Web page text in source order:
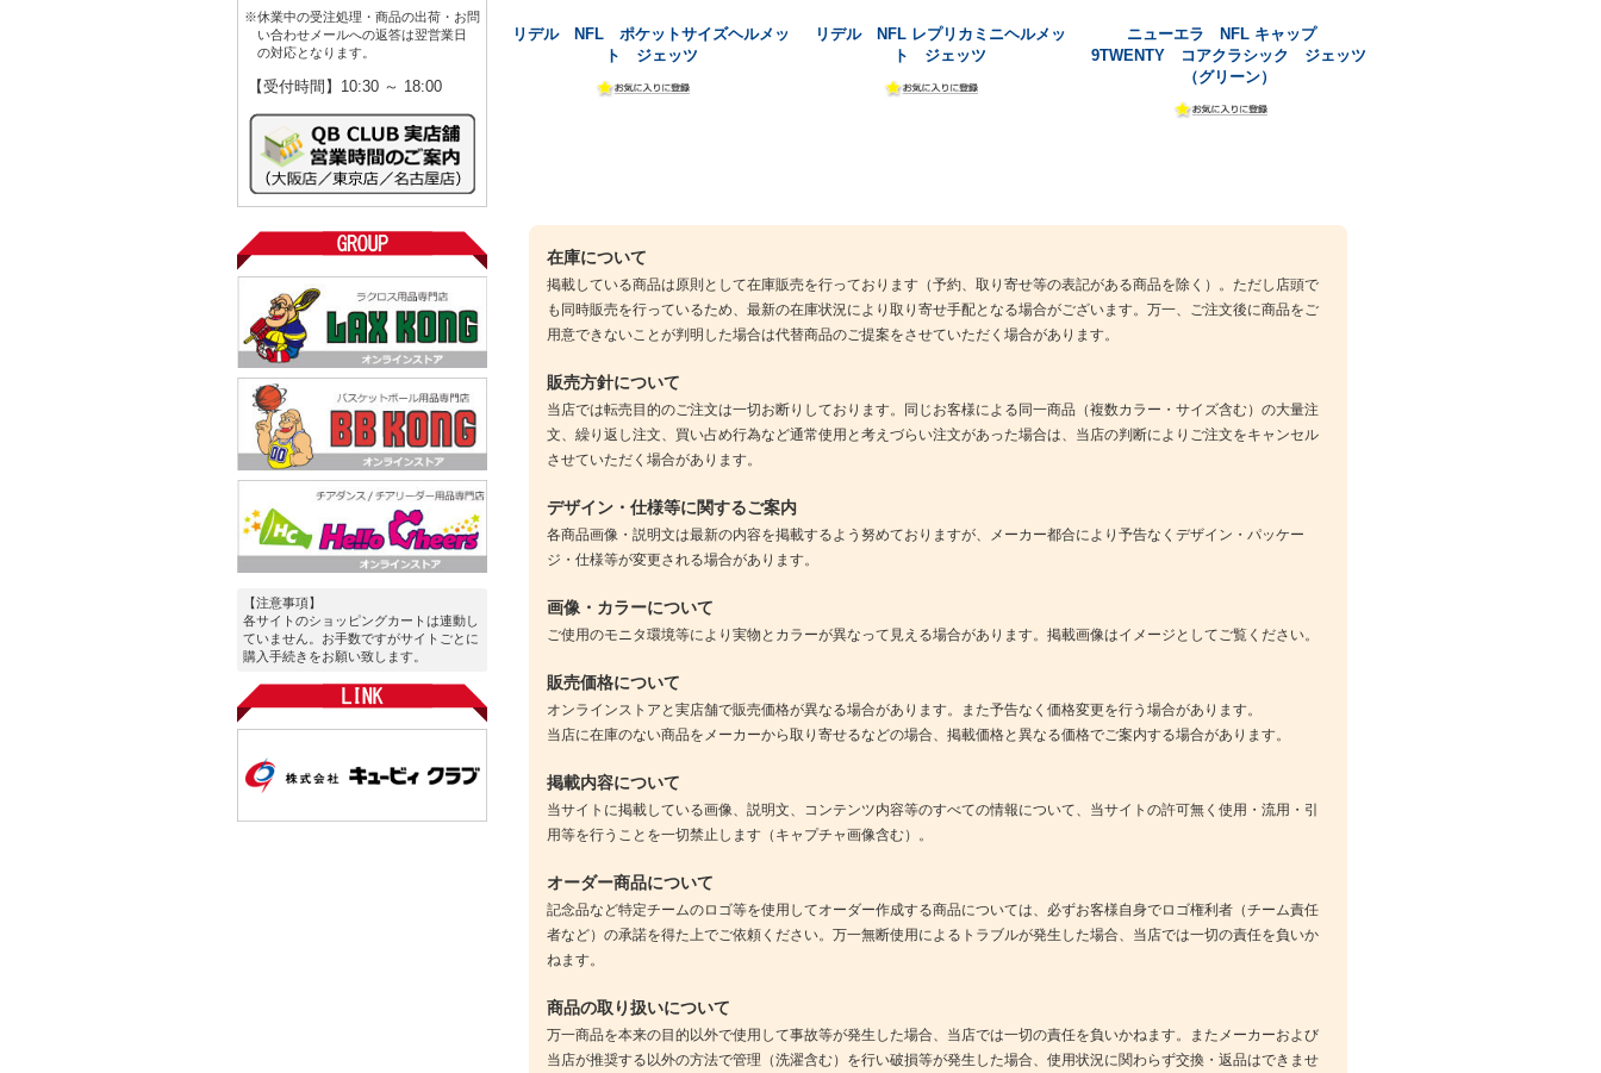
※休業中の受注処理・商品の出荷・お問
い合わせメールへの返答は翌営業日
の対応となります。
【受付時間】10:30 ～ 18:00
【注意事項】
各サイトのショッピングカートは連動し
ていません。お手数ですがサイトごとに
購入手続きをお願い致します。
リデル NFL ポケットサイズヘルメッ
ト ジェッツ
リデル NFL レプリカミニヘルメッ
ト ジェッツ
ニューエラ NFL キャップ
9TWENTY コアクラシック ジェッツ
（グリーン）
在庫について
掲載している商品は原則として在庫販売を行っております（予約、取り寄せ等の表記がある商品を除く）。ただし店頭で
も同時販売を行っているため、最新の在庫状況により取り寄せ手配となる場合がございます。万一、ご注文後に商品をご
用意できないことが判明した場合は代替商品のご提案をさせていただく場合があります。
販売方針について
当店では転売目的のご注文は一切お断りしております。同じお客様による同一商品（複数カラー・サイズ含む）の大量注
文、繰り返し注文、買い占め行為など通常使用と考えづらい注文があった場合は、当店の判断によりご注文をキャンセル
させていただく場合があります。
デザイン・仕様等に関するご案内
各商品画像・説明文は最新の内容を掲載するよう努めておりますが、メーカー都合により予告なくデザイン・パッケー
ジ・仕様等が変更される場合があります。
画像・カラーについて
ご使用のモニタ環境等により実物とカラーが異なって見える場合があります。掲載画像はイメージとしてご覧ください。
販売価格について
オンラインストアと実店舗で販売価格が異なる場合があります。また予告なく価格変更を行う場合があります。
当店に在庫のない商品をメーカーから取り寄せるなどの場合、掲載価格と異なる価格でご案内する場合があります。
掲載内容について
当サイトに掲載している画像、説明文、コンテンツ内容等のすべての情報について、当サイトの許可無く使用・流用・引
用等を行うことを一切禁止します（キャプチャ画像含む）。
オーダー商品について
記念品など特定チームのロゴ等を使用してオーダー作成する商品については、必ずお客様自身でロゴ権利者（チーム責任
者など）の承諾を得た上でご依頼ください。万一無断使用によるトラブルが発生した場合、当店では一切の責任を負いか
ねます。
商品の取り扱いについて
万一商品を本来の目的以外で使用して事故等が発生した場合、当店では一切の責任を負いかねます。またメーカーおよび
当店が推奨する以外の方法で管理（洗濯含む）を行い破損等が発生した場合、使用状況に関わらず交換・返品はできませ